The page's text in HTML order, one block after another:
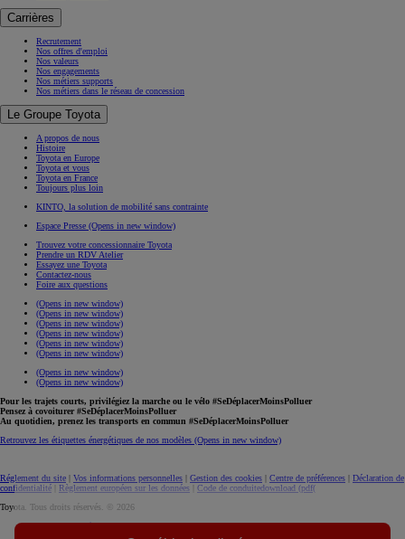
Carrières
Recrutement
Nos offres d'emploi
Nos valeurs
Nos engagements
Nos métiers supports
Nos métiers dans le réseau de concession
Le Groupe Toyota
A propos de nous
Histoire
Toyota en Europe
Toyota et vous
Toyota en France
Toujours plus loin
KINTO, la solution de mobilité sans contrainte
Espace Presse (Opens in new window)
Trouvez votre concessionnaire Toyota
Prendre un RDV Atelier
Essayez une Toyota
Contactez-nous
Foire aux questions
(Opens in new window)
(Opens in new window)
(Opens in new window)
(Opens in new window)
(Opens in new window)
(Opens in new window)
(Opens in new window)
(Opens in new window)
Pour les trajets courts, privilégiez la marche ou le vélo #SeDéplacerMoinsPolluer
Pensez à covoiturer #SeDéplacerMoinsPolluer
Au quotidien, prenez les transports en commun #SeDéplacerMoinsPolluer
Retrouvez les étiquettes énergétiques de nos modèles (Opens in new window)
Réglement du site | Vos informations personnelles | Gestion des cookies | Centre de préférences | Déclaration de
confidentialité
Règlement européen sur les données Code de conduitedownload (pdf(
Toyota. Tous droits réservés. © 2026
Informations légales